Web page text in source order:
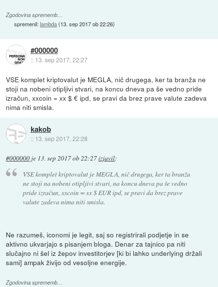
Zgodovina sprememb…
spremenil:lambda(13. sep 2017 ob 22:26)
#000000
:: 13. sep 2017, 22:27
VSE komplet kriptovalut je MEGLA, nič drugega, ker ta branža ne
stoji na nobeni otipljivi stvari, na koncu dneva pa še vedno pride
izračun, xxcoin = xx $ € ipd, se pravi da brez prave valute zadeva
nima niti smisla.
kakob
:: 13. sep 2017, 22:28
#000000 je 13. sep 2017 ob 22:27izjavil:
VSE komplet kriptovalut je MEGLA, nič drugega, ker ta branža
ne stoji na nobeni otipljivi stvari, na koncu dneva pa še vedno
pride izračun, xxcoin = xx $ EUR ipd, se pravi da brez prave
valute zadeva nima niti smisla.
Ne razumeš, iconomi je legit, saj so registrirali podjetje in se
aktivno ukvarjajo s pisanjem bloga. Denar za tajnico pa niti
slučajno ni šel iz žepov investitorjev [ki bi lahko underlying držali
sami] ampak živijo od vesoljne energije.
Zgodovina sprememb…